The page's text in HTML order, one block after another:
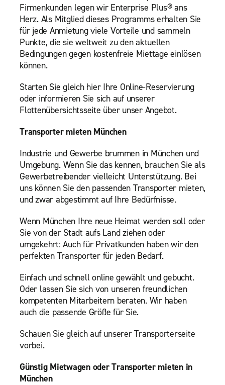
Firmenkunden legen wir Enterprise Plus® ans
Herz. Als Mitglied dieses Programms erhalten Sie
für jede Anmietung viele Vorteile und sammeln
Punkte, die sie weltweit zu den aktuellen
Bedingungen gegen kostenfreie Miettage einlösen
können.
Starten Sie gleich hier Ihre Online-Reservierung
oder informieren Sie sich auf unserer
Flottenübersichtsseite über unser Angebot.
Transporter mieten München
Industrie und Gewerbe brummen in München und
Umgebung. Wenn Sie das kennen, brauchen Sie als
Gewerbetreibender vielleicht Unterstützung. Bei
uns können Sie den passenden Transporter mieten,
und zwar abgestimmt auf Ihre Bedürfnisse.
Wenn München Ihre neue Heimat werden soll oder
Sie von der Stadt aufs Land ziehen oder
umgekehrt: Auch für Privatkunden haben wir den
perfekten Transporter für jeden Bedarf.
Einfach und schnell online gewählt und gebucht.
Oder lassen Sie sich von unseren freundlichen
kompetenten Mitarbeitern beraten. Wir haben
auch die passende Größe für Sie.
Schauen Sie gleich auf unserer Transporterseite
vorbei.
Günstig Mietwagen oder Transporter mieten in
München